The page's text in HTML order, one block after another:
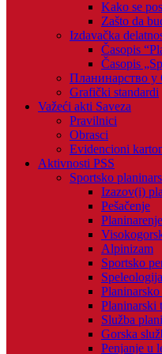
Kako se
Zašto da
Izdavačka
Časopis
Časopis
Планинарство у
Grafički standardi
Važeći akti Saveza
Pravilnici
Obrasci
Evidencioni
Aktivnosti PSS
Sportsko
Izazov(i)
Pešačenje
Planinarenje
Alpinizam
Sportsko
Speleologija
Planinarski
Služba
Gorska
Penjanje u